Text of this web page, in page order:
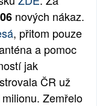
nových nákaz.
, přitom pouze
a pomoc
jak
ČR už
Zemřelo